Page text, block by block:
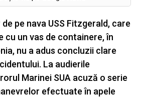
pe nava USS Fitzgerald, care
cu un vas de containere, în
nu a adus concluzii clare
La audierile
Marinei SUA acuză o serie
efectuate în apele